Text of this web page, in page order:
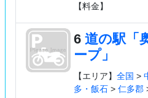
【料金】
6 道の駅「
ープ」
【エリア】 全国 >
多・飯石> 仁多郡